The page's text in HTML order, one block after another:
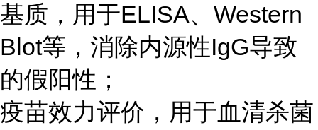
基质，用于ELISA、Western
Blot等，消除内源性IgG导致
的假阳性；
疫苗效力评价，用于血清杀菌